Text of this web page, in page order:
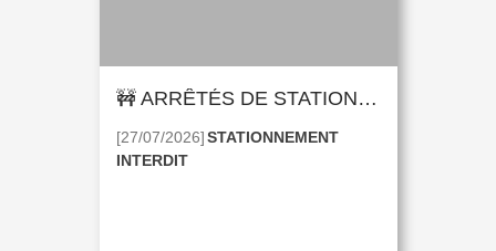
🚧 ARRÊTÉS DE STATIONNEMENT 🚧
[27/07/2026]STATIONNEMENT
INTERDIT